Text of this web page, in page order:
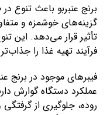
برنج عنبربو باعث تنوع
گزینه‌های خوشمزه و
تأثیر قرار می‌دهد. این
فرآیند تهیه غذا را
فیبرهای موجود در برنج
عملکرد دستگاه گوارش
روده، جلوگیری از